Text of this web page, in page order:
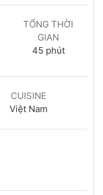
TỔNG THỜI
GIAN
45 phút
CUISINE
Việt Nam